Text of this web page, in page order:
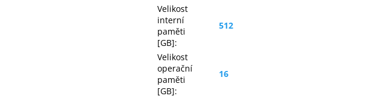
Velikost
interní
paměti
[GB]:
512
Velikost
operační
paměti
[GB]:
16